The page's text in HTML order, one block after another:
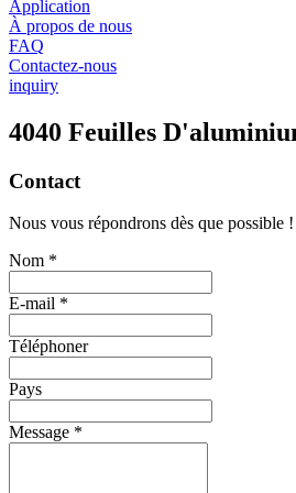
Application
À propos de nous
FAQ
Contactez-nous
inquiry
4040 Feuilles
Contact
Nous vous répondrons dès que possible !
Nom *
E-mail *
Téléphoner
Pays
Message *